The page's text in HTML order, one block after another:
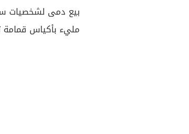
بيع دمى لشخصيات
مليء بأكياس قمامة